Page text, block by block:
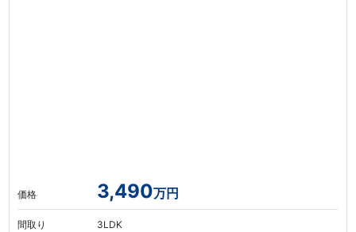
価格 3,490万円
間取り 3LDK